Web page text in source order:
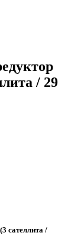
/ 29
сателлита /